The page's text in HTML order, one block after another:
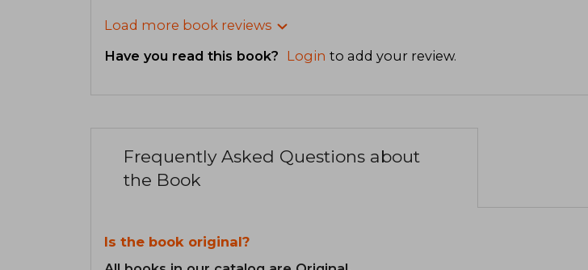
Load more book reviews
Have you read this book? Login to add your review.
Frequently Asked Questions about
the Book
Is the book original?